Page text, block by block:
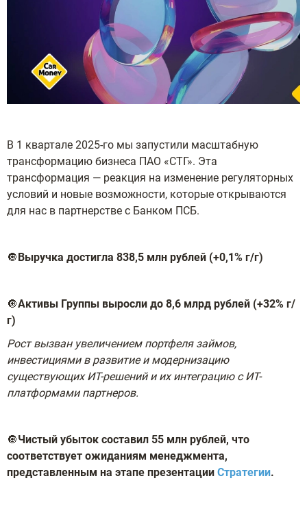
В 1 квартале 2025-го мы запустили масштабную
трансформацию бизнеса ПАО «СТГ». Эта
трансформация — реакция на изменение регуляторных
условий и новые возможности, которые открываются
для нас в партнерстве с Банком ПСБ.
🔘Выручка достигла 838,5 млн рублей (+0,1% г/г)
🔘Активы Группы выросли до 8,6 млрд рублей (+32% г/
г)
Рост вызван увеличением портфеля займов,
инвестициями в развитие и модернизацию
существующих ИТ-решений и их интеграцию с ИТ-
платформами партнеров.
🔘Чистый убыток составил 55 млн рублей, что
соответствует ожиданиям менеджмента,
представленным на этапе презентации Стратегии.